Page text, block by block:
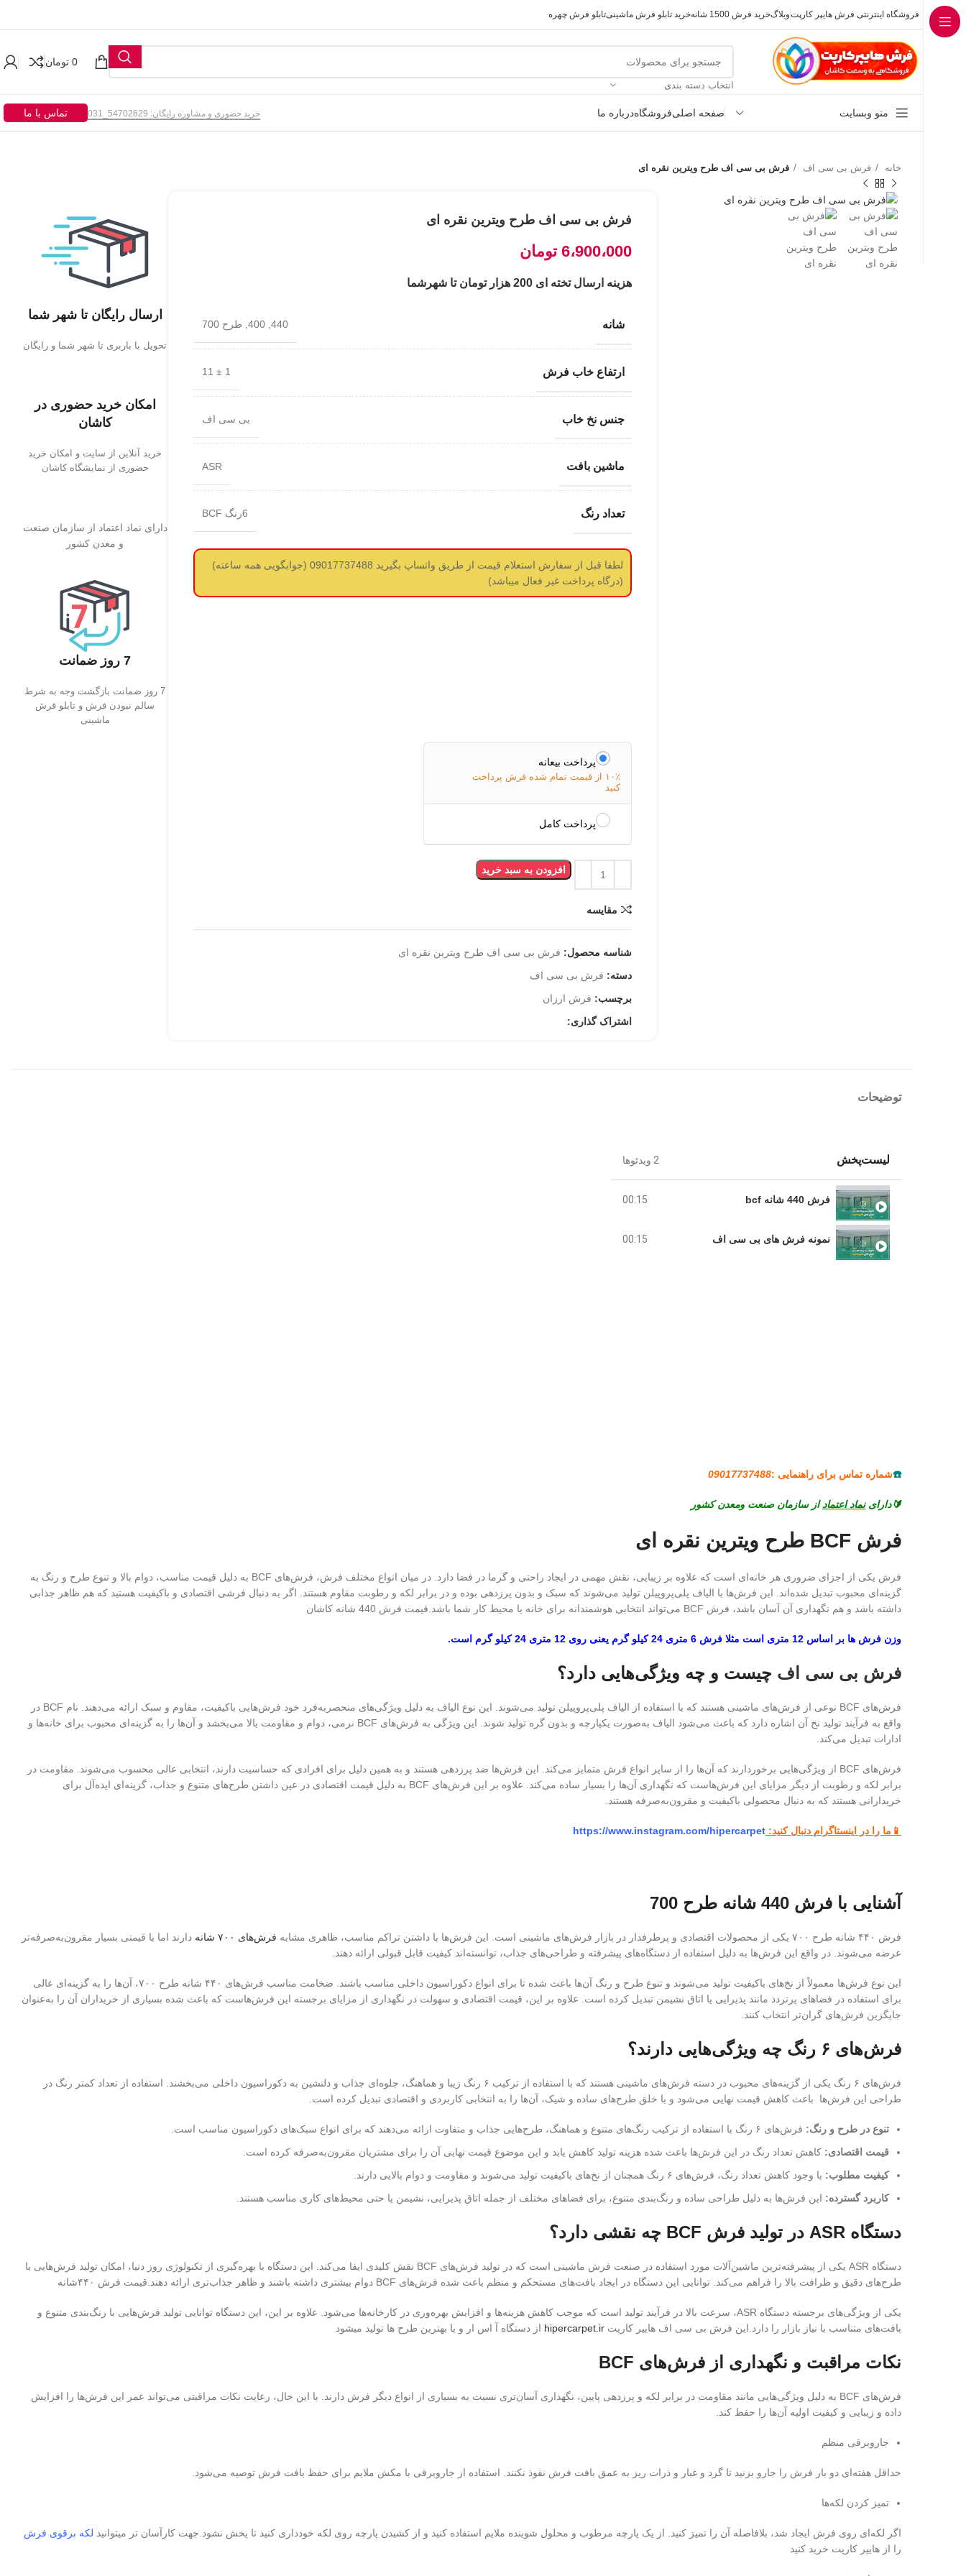
فروشگاه اینترنتی فرش هایپر کارپتوبلاگخرید فرش 1500 شانه خرید تابلو فرش ماشینیتابلو فرش چهره
انتخاب دسته بندی
0 تومان
منو وبسایت صفحه اصلیفروشگاهدرباره ما خرید حضوری و مشاوره رایگان: 54702629_031 تماس با ما
خانه فرش بی سی اف فرش بی سی اف طرح ویترین نقره ای
فرش بی سی اف طرح ویترین نقره ای
6،900،000 تومان
هزینه ارسال تخته ای 200 هزار تومان تا شهرشما
شانه 440, 400, طرح 700
ارتفاع خاب فرش 1 ± 11
جنس نخ خاب بی سی اف
ماشین بافت ASR
تعداد رنگ 6رنگ BCF
لطفا قبل از سفارش استعلام قیمت از طریق واتساپ بگیرید 09017737488 (جوابگویی همه ساعته)
(درگاه پرداخت غیر فعال میباشد)
پرداخت بیعانه
۱۰٪ از قیمت تمام شده فرش پرداخت
کنید
پرداخت کامل
افزودن به سبد خرید
مقایسه
شناسه محصول: فرش بی سی اف طرح ویترین نقره ای
دسته: فرش بی سی اف
برچسب: فرش ارزان
اشتراک گذاری:
ارسال رایگان تا شهر شما
تحویل با باربری تا شهر شما و رایگان
امکان خرید حضوری در
کاشان
خرید آنلاین از سایت و امکان خرید
حضوری از نمایشگاه کاشان
دارای نماد اعتماد از سازمان صنعت
و معدن کشور
7 روز ضمانت
7 روز ضمانت بازگشت وجه به شرط
سالم نبودن فرش و تابلو فرش
ماشینی
توضیحات
لیست‌پخش 2 ویدئوها
فرش 440 شانه bcf 00:15
نمونه فرش های بی سی اف 00:15
☎️شماره تماس برای راهنمایی :09017737488
🔰داراینماد اعتماداز سازمان صنعت ومعدن کشور
فرش BCF طرح ویترین نقره ای
فرش یکی از اجزای ضروری هر خانه‌ای است که علاوه بر زیبایی، نقش مهمی در ایجاد راحتی و گرما در فضا دارد. در میان انواع مختلف فرش، فرش‌های BCF به دلیل قیمت مناسب، دوام بالا و تنوع طرح و رنگ به
گزینه‌ای محبوب تبدیل شده‌اند. این فرش‌ها با الیاف پلی‌پروپیلن تولید می‌شوند که سبک و بدون پرزدهی بوده و در برابر لکه و رطوبت مقاوم هستند. اگر به دنبال فرشی اقتصادی و باکیفیت هستید که هم ظاهر جذابی
داشته باشد و هم نگهداری آن آسان باشد، فرش BCF می‌تواند انتخابی هوشمندانه برای خانه یا محیط کار شما باشد.قیمت فرش 440 شانه کاشان
وزن فرش ها بر اساس 12 متری است مثلا فرش 6 متری 24 کیلو گرم یعنی روی 12 متری 24 کیلو گرم است.
فرش بی سی اف چیست و چه ویژگی‌هایی دارد؟
فرش‌های BCF نوعی از فرش‌های ماشینی هستند که با استفاده از الیاف پلی‌پروپیلن تولید می‌شوند. این نوع الیاف به دلیل ویژگی‌های منحصربه‌فرد خود فرش‌هایی باکیفیت، مقاوم و سبک ارائه می‌دهند. نام BCF در
واقع به فرآیند تولید نخ آن اشاره دارد که باعث می‌شود الیاف به‌صورت یکپارچه و بدون گره تولید شوند. این ویژگی به فرش‌های BCF نرمی، دوام و مقاومت بالا می‌بخشد و آن‌ها را به گزینه‌ای محبوب برای خانه‌ها و
ادارات تبدیل می‌کند.
فرش‌های BCF از ویژگی‌هایی برخوردارند که آن‌ها را از سایر انواع فرش متمایز می‌کند. این فرش‌ها ضد پرزدهی هستند و به همین دلیل برای افرادی که حساسیت دارند، انتخابی عالی محسوب می‌شوند. مقاومت در
برابر لکه و رطوبت از دیگر مزایای این فرش‌هاست که نگهداری آن‌ها را بسیار ساده می‌کند. علاوه بر این فرش‌های BCF به دلیل قیمت اقتصادی در عین داشتن طرح‌های متنوع و جذاب، گزینه‌ای ایده‌آل برای
خریدارانی هستند که به دنبال محصولی باکیفیت و مقرون‌به‌صرفه هستند.
📱ما را در اینستاگرام دنبال کنید: https://www.instagram.com/hipercarpet
آشنایی با فرش 440 شانه طرح 700
فرش ۴۴۰ شانه طرح ۷۰۰ یکی از محصولات اقتصادی و پرطرفدار در بازار فرش‌های ماشینی است. این فرش‌ها با داشتن تراکم مناسب، ظاهری مشابه فرش‌های ۷۰۰ شانه
دارند اما با قیمتی بسیار مقرون‌به‌صرفه‌تر
عرضه می‌شوند. در واقع این فرش‌ها به دلیل استفاده از دستگاه‌های پیشرفته و طراحی‌های جذاب، توانسته‌اند کیفیت قابل قبولی ارائه دهند.
این نوع فرش‌ها معمولاً از نخ‌های باکیفیت تولید می‌شوند و تنوع طرح و رنگ آن‌ها باعث شده تا برای انواع دکوراسیون داخلی مناسب باشند. ضخامت مناسب فرش‌های ۴۴۰ شانه طرح ۷۰۰، آن‌ها را به گزینه‌ای عالی
برای استفاده در فضاهای پرتردد مانند پذیرایی یا اتاق نشیمن تبدیل کرده است. علاوه بر این، قیمت اقتصادی و سهولت در نگهداری از مزایای برجسته این فرش‌هاست که باعث شده بسیاری از خریداران آن را به‌عنوان
جایگزین فرش‌های گران‌تر انتخاب کنند.
فرش‌های ۶ رنگ چه ویژگی‌هایی دارند؟
فرش‌های ۶ رنگ یکی از گزینه‌های محبوب در دسته فرش‌های ماشینی هستند که با استفاده از ترکیب ۶ رنگ زیبا و هماهنگ، جلوه‌ای جذاب و دلنشین به دکوراسیون داخلی می‌بخشند. استفاده از تعداد کمتر رنگ در
طراحی این فرش‌ها باعث کاهش قیمت نهایی می‌شود و با خلق طرح‌های ساده و شیک، آن‌ها را به انتخابی کاربردی و اقتصادی تبدیل کرده است.
تنوع در طرح و رنگ: فرش‌های ۶ رنگ با استفاده از ترکیب رنگ‌های متنوع و هماهنگ، طرح‌هایی جذاب و متفاوت ارائه می‌دهند که برای انواع سبک‌های دکوراسیون مناسب است.
قیمت اقتصادی: کاهش تعداد رنگ در این فرش‌ها باعث شده هزینه تولید کاهش یابد و این موضوع قیمت نهایی آن را برای مشتریان مقرون‌به‌صرفه کرده است.
کیفیت مطلوب: با وجود کاهش تعداد رنگ، فرش‌های ۶ رنگ همچنان از نخ‌های باکیفیت تولید می‌شوند و مقاومت و دوام بالایی دارند.
کاربرد گسترده: این فرش‌ها به دلیل طراحی ساده و رنگ‌بندی متنوع، برای فضاهای مختلف از جمله اتاق پذیرایی، نشیمن یا حتی محیط‌های کاری مناسب هستند.
دستگاه ASR در تولید فرش BCF چه نقشی دارد؟
دستگاه ASR یکی از پیشرفته‌ترین ماشین‌آلات مورد استفاده در صنعت فرش ماشینی است که در تولید فرش‌های BCF نقش کلیدی ایفا می‌کند. این دستگاه با بهره‌گیری از تکنولوژی روز دنیا، امکان تولید فرش‌هایی با
طرح‌های دقیق و ظرافت بالا را فراهم می‌کند. توانایی این دستگاه در ایجاد بافت‌های مستحکم و منظم باعث شده فرش‌های BCF دوام بیشتری داشته باشند و ظاهر جذاب‌تری ارائه دهند.قیمت فرش ۴۴۰شانه
یکی از ویژگی‌های برجسته دستگاه ASR، سرعت بالا در فرآیند تولید است که موجب کاهش هزینه‌ها و افزایش بهره‌وری در کارخانه‌ها می‌شود. علاوه بر این، این دستگاه توانایی تولید فرش‌هایی با رنگ‌بندی متنوع و
بافت‌های متناسب با نیاز بازار را دارد.این فرش بی سی اف هایپر کارپت hipercarpet.ir از دستگاه آ اس ار و با بهترین طرح ها تولید میشود
نکات مراقبت و نگهداری از فرش‌های BCF
فرش‌های BCF به دلیل ویژگی‌هایی مانند مقاومت در برابر لکه و پرزدهی پایین، نگهداری آسان‌تری نسبت به بسیاری از انواع دیگر فرش دارند. با این حال، رعایت نکات مراقبتی می‌تواند عمر این فرش‌ها را افزایش
داده و زیبایی و کیفیت اولیه آن‌ها را حفظ کند.
جاروبرقی منظم
حداقل هفته‌ای دو بار فرش را جارو بزنید تا گرد و غبار و ذرات ریز به عمق بافت فرش نفوذ نکنند. استفاده از جاروبرقی با مکش ملایم برای حفظ بافت فرش توصیه می‌شود.
تمیز کردن لکه‌ها
اگر لکه‌ای روی فرش ایجاد شد، بلافاصله آن را تمیز کنید. از یک پارچه مرطوب و محلول شوینده ملایم استفاده کنید و از کشیدن پارچه روی لکه خودداری کنید تا پخش نشود.جهت کارآسان تر میتوانید لکه برقوی فرش
را از هایپر کارپت خرید کنید